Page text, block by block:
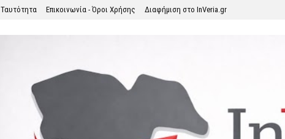
Ταυτότητα Επικοινωνία - Όροι Χρήσης Διαφήμιση στο InVeria.gr